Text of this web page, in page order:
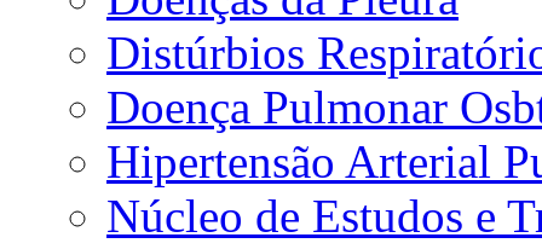
Distúrbios
Doença Pulmonar
Hipertensão Arterial
Núcleo de Estudos e